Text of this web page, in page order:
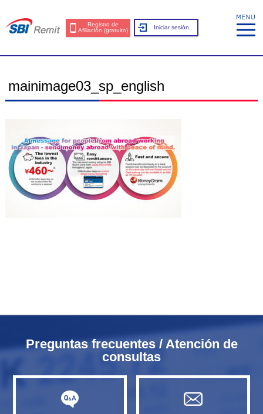
Registro de
Afiliación (gratuito)
Iniciar sesión
mainimage03_sp_english
Preguntas frecuentes / Atención de
consultas